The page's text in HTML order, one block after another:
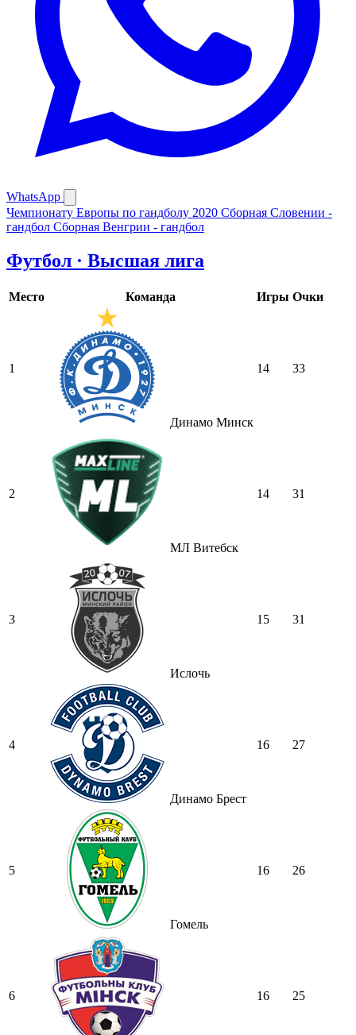
WhatsApp
Чемпионату Европы по гандболу 2020 Сборная Словении -
гандбол Сборная Венгрии - гандбол
Футбол · Высшая лига
Место Команда Игры Очки
1
Динамо Минск
14 33
2
МЛ Витебск
14 31
3
Ислочь
15 31
4
Динамо Брест
16 27
5
Гомель
16 26
6 16 25